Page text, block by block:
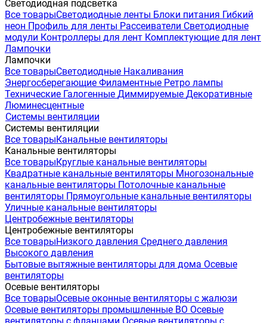
Светодиодная подсветка
Все товарыСветодиодные ленты Блоки питания Гибкий
неон Профиль для ленты Рассеиватели Светодиодные
модули Контроллеры для лент Комплектующие для лент
Лампочки
Лампочки
Все товарыСветодиодные Накаливания
Энергосберегающие Филаментные Ретро лампы
Технические Галогенные Диммируемые Декоративные
Люминесцентные
Системы вентиляции
Системы вентиляции
Все товарыКанальные вентиляторы
Канальные вентиляторы
Все товарыКруглые канальные вентиляторы
Квадратные канальные вентиляторы Многозональные
канальные вентиляторы Потолочные канальные
вентиляторы Прямоугольные канальные вентиляторы
Уличные канальные вентиляторы
Центробежные вентиляторы
Центробежные вентиляторы
Все товарыНизкого давления Среднего давления
Высокого давления
Бытовые вытяжные вентиляторы для дома Осевые
вентиляторы
Осевые вентиляторы
Все товарыОсевые оконные вентиляторы с жалюзи
Осевые вентиляторы промышленные ВО Осевые